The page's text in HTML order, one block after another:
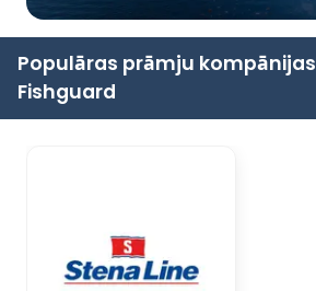
Populāras prāmju kompānijas
Fishguard